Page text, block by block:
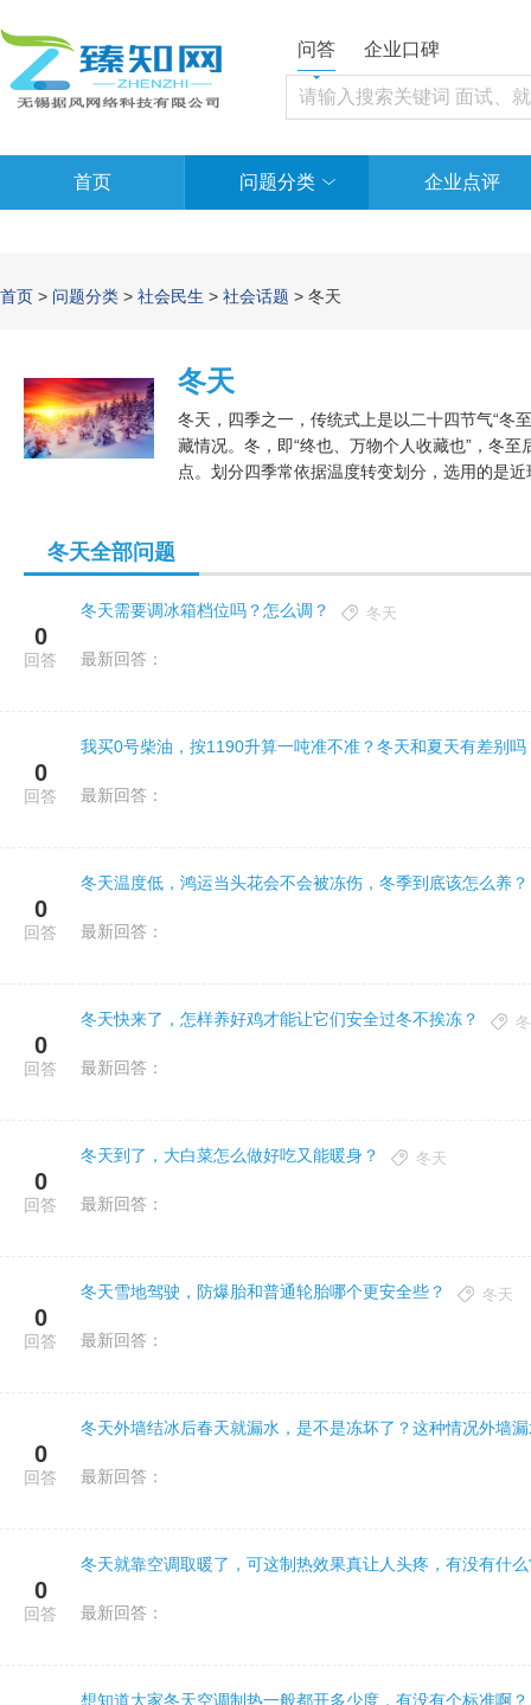
问答 企业口碑
首页 问题分类 企业点评
首页 > 问题分类 > 社会民生 > 社会话题 > 冬天
冬天
冬天，四季之一，传统式上是以二十四节气“冬
藏情况。冬，即“终也、万物个人收藏也”，冬
点。划分四季常依据温度转变划分，选用的是
冬天全部问题
0
回答
冬天需要调冰箱档位吗？怎么调？ 冬天
最新回答：
0
回答
我买0号柴油，按1190升算一吨准不准？冬天和夏天有差别吗
最新回答：
0
回答
冬天温度低，鸿运当头花会不会被冻伤，冬季到底该怎么养？
最新回答：
0
回答
冬天快来了，怎样养好鸡才能让它们安全过冬不挨冻？
最新回答：
0
回答
冬天到了，大白菜怎么做好吃又能暖身？ 冬天
最新回答：
0
回答
冬天雪地驾驶，防爆胎和普通轮胎哪个更安全些？ 冬天
最新回答：
0
回答
冬天外墙结冰后春天就漏水，是不是冻坏了？这种情况外墙
最新回答：
0
回答 最新回答：
想知道大家冬天空调制热一般都开多少度，有没有个标准啊？